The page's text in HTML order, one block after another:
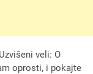
veli: O
oprosti, i pokajte